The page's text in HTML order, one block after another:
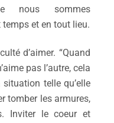
nous sommes
temps et en tout lieu.
d’aimer. “Quand
pas l’autre, cela
telle qu’elle
tomber les armures,
Inviter le coeur et